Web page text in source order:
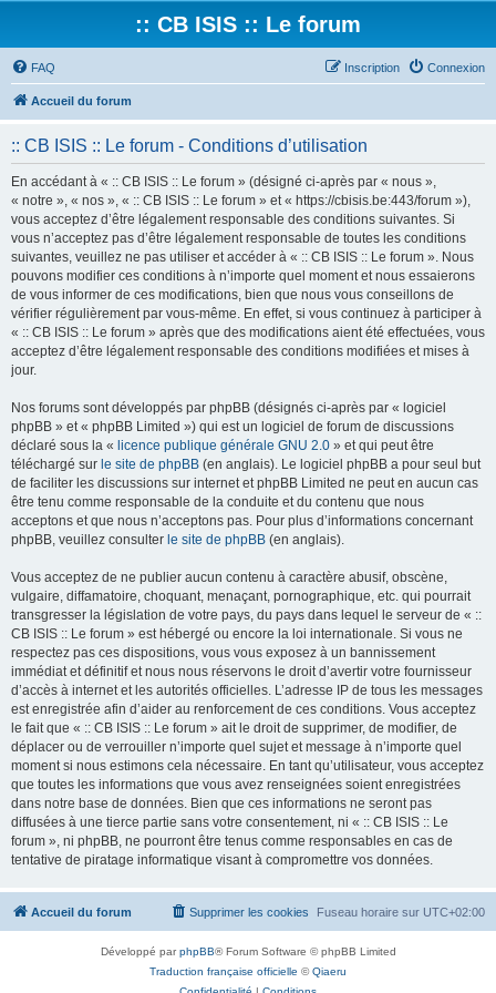
:: CB ISIS :: Le forum
FAQ Connexion
Inscription
Accueil du forum
:: CB ISIS :: Le forum - Conditions d’utilisation
En accédant à « :: CB ISIS :: Le forum » (désigné ci-après par « nous »,
« notre », « nos », « :: CB ISIS :: Le forum » et « https://cbisis.be:443/forum »),
vous acceptez d’être légalement responsable des conditions suivantes. Si
vous n’acceptez pas d’être légalement responsable de toutes les conditions
suivantes, veuillez ne pas utiliser et accéder à « :: CB ISIS :: Le forum ». Nous
pouvons modifier ces conditions à n’importe quel moment et nous essaierons
de vous informer de ces modifications, bien que nous vous conseillons de
vérifier régulièrement par vous-même. En effet, si vous continuez à participer à
« :: CB ISIS :: Le forum » après que des modifications aient été effectuées, vous
acceptez d’être légalement responsable des conditions modifiées et mises à
jour.
Nos forums sont développés par phpBB (désignés ci-après par « logiciel
phpBB » et « phpBB Limited ») qui est un logiciel de forum de discussions
déclaré sous la « licence publique générale GNU 2.0 » et qui peut être
téléchargé sur le site de phpBB (en anglais). Le logiciel phpBB a pour seul but
de faciliter les discussions sur internet et phpBB Limited ne peut en aucun cas
être tenu comme responsable de la conduite et du contenu que nous
acceptons et que nous n’acceptons pas. Pour plus d’informations concernant
phpBB, veuillez consulter le site de phpBB (en anglais).
Vous acceptez de ne publier aucun contenu à caractère abusif, obscène,
vulgaire, diffamatoire, choquant, menaçant, pornographique, etc. qui pourrait
transgresser la législation de votre pays, du pays dans lequel le serveur de « ::
CB ISIS :: Le forum » est hébergé ou encore la loi internationale. Si vous ne
respectez pas ces dispositions, vous vous exposez à un bannissement
immédiat et définitif et nous nous réservons le droit d’avertir votre fournisseur
d’accès à internet et les autorités officielles. L’adresse IP de tous les messages
est enregistrée afin d’aider au renforcement de ces conditions. Vous acceptez
le fait que « :: CB ISIS :: Le forum » ait le droit de supprimer, de modifier, de
déplacer ou de verrouiller n’importe quel sujet et message à n’importe quel
moment si nous estimons cela nécessaire. En tant qu’utilisateur, vous acceptez
que toutes les informations que vous avez renseignées soient enregistrées
dans notre base de données. Bien que ces informations ne seront pas
diffusées à une tierce partie sans votre consentement, ni « :: CB ISIS :: Le
forum », ni phpBB, ne pourront être tenus comme responsables en cas de
tentative de piratage informatique visant à compromettre vos données.
Accueil du forum Fuseau horaire sur UTC+02:00
Supprimer les cookies
Développé parphpBB® Forum Software © phpBB Limited
Traduction française officielle ©Qiaeru